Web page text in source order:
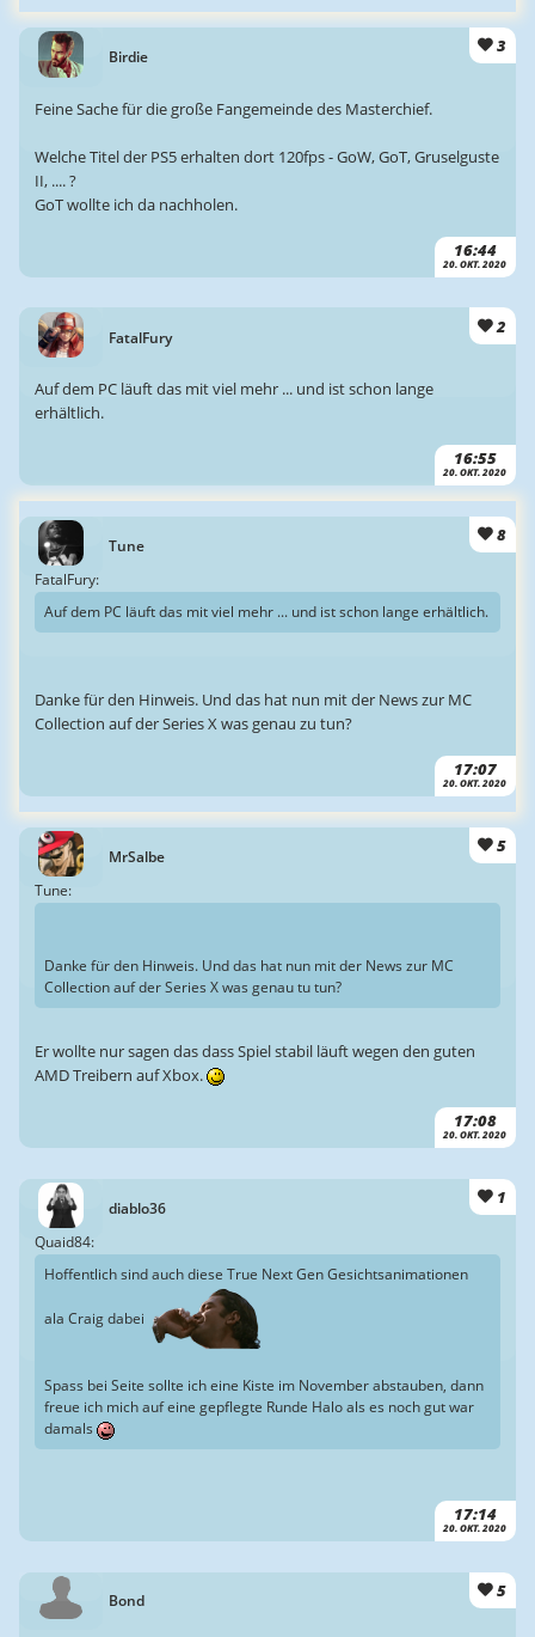
Birdie
3
16:44
20. OKT. 2020
Feine Sache für die große Fangemeinde des Masterchief.
Welche Titel der PS5 erhalten dort 120fps - GoW, GoT, Gruselguste
II, .... ?
GoT wollte ich da nachholen.
FatalFury
2
16:55
20. OKT. 2020
Auf dem PC läuft das mit viel mehr ... und ist schon lange
erhältlich.
Tune
8
17:07
20. OKT. 2020
FatalFury:
Auf dem PC läuft das mit viel mehr ... und ist schon lange erhältlich.
Danke für den Hinweis. Und das hat nun mit der News zur MC
Collection auf der Series X was genau zu tun?
MrSalbe
5
17:08
20. OKT. 2020
Tune:
Danke für den Hinweis. Und das hat nun mit der News zur MC
Collection auf der Series X was genau tu tun?
Er wollte nur sagen das dass Spiel stabil läuft wegen den guten
AMD Treibern auf Xbox.
diablo36
1
17:14
20. OKT. 2020
Quaid84:
Hoffentlich sind auch diese True Next Gen Gesichtsanimationen
ala Craig dabei
Spass bei Seite sollte ich eine Kiste im November abstauben, dann
freue ich mich auf eine gepflegte Runde Halo als es noch gut war
damals
Bond 5